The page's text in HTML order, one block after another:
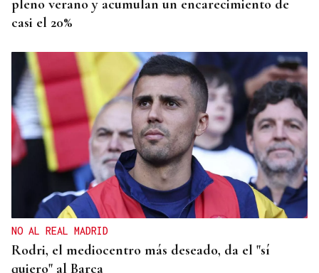
pleno verano y acumulan un encarecimiento de
casi el 20%
NO AL REAL MADRID
Rodri, el mediocentro más deseado, da el "sí
quiero" al Barça